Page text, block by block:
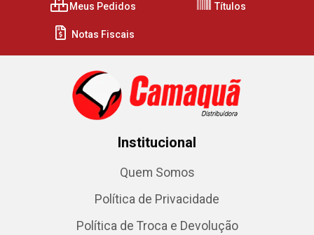
Meus Pedidos Títulos
Notas Fiscais
Institucional
Quem Somos
Política de Privacidade
Política de Troca e Devolução